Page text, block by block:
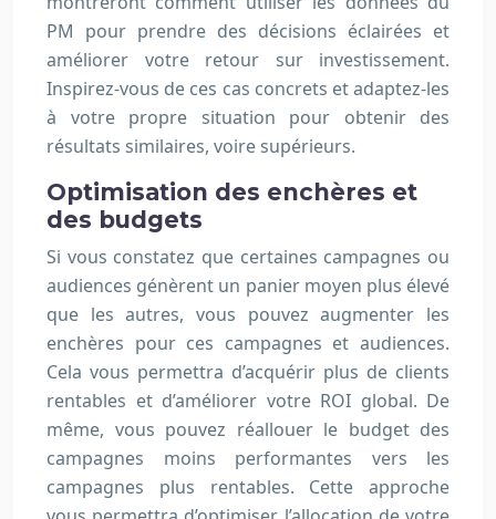
PM pour prendre des décisions éclairées et
améliorer votre retour sur investissement.
Inspirez-vous de ces cas concrets et adaptez-les
à votre propre situation pour obtenir des
résultats similaires, voire supérieurs.
Optimisation des enchères et
des budgets
Si vous constatez que certaines campagnes ou
audiences génèrent un panier moyen plus élevé
que les autres, vous pouvez augmenter les
enchères pour ces campagnes et audiences.
Cela vous permettra d’acquérir plus de clients
rentables et d’améliorer votre ROI global. De
même, vous pouvez réallouer le budget des
campagnes moins performantes vers les
campagnes plus rentables. Cette approche